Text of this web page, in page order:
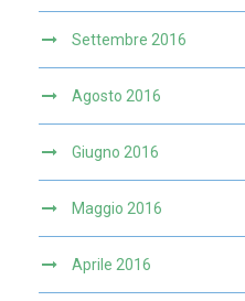
Settembre 2016
Agosto 2016
Giugno 2016
Maggio 2016
Aprile 2016